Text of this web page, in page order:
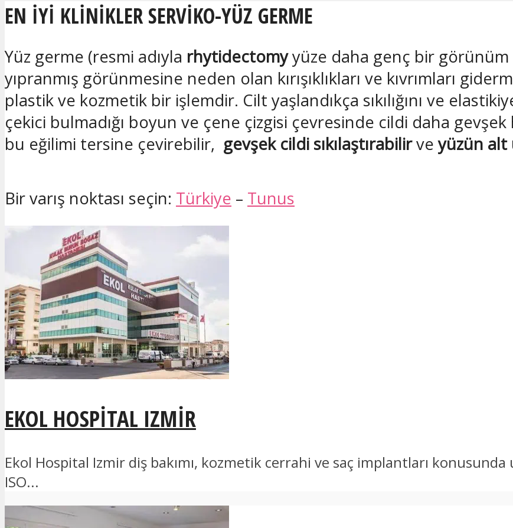
EN IYI KLINIKLER SERVIKO-YÜZ GERME
Yüz germe (resmi adıyla rhytidectomyyüze daha genç bir görünüm
yıpranmış görünmesine neden olan kırışıklıkları ve kıvrımları
plastik ve kozmetik bir işlemdir. Cilt yaşlandıkça sıkılığını ve
çekici bulmadığı boyun ve çene çizgisi çevresinde cildi daha
bu eğilimi tersine çevirebilir, gevşek cildi sıkılaştırabilirveyüzün alt
Bir varış noktası seçin: Türkiye – Tunus
EKOL HOSPITAL IZMIR
Ekol Hospital Izmir diş bakımı, kozmetik cerrahi ve saç implantları konusunda
ISO...